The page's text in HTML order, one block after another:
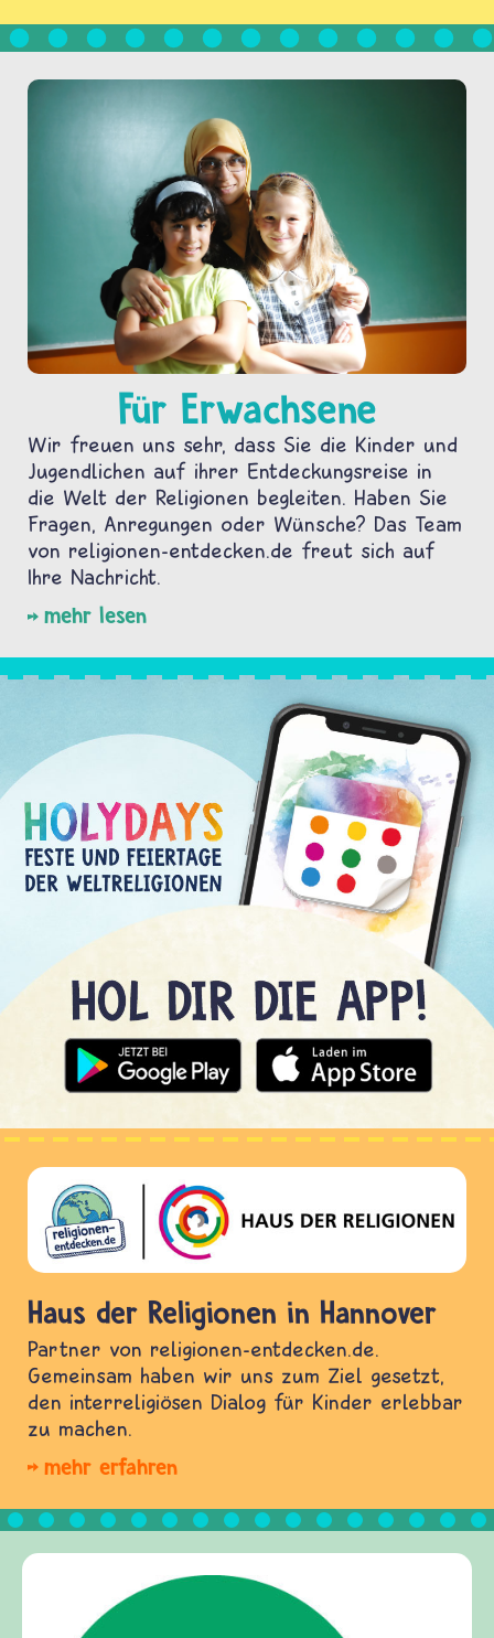
Für Erwachsene
Wir freuen uns sehr, dass Sie die Kinder und
Jugendlichen auf ihrer Entdeckungsreise in
die Welt der Religionen begleiten. Haben Sie
Fragen, Anregungen oder Wünsche? Das Team
von religionen-entdecken.de freut sich auf
Ihre Nachricht.
mehr lesen
Haus der Religionen in Hannover
Partner von religionen-entdecken.de.
Gemeinsam haben wir uns zum Ziel gesetzt,
den interreligiösen Dialog für Kinder erlebbar
zu machen.
mehr erfahren